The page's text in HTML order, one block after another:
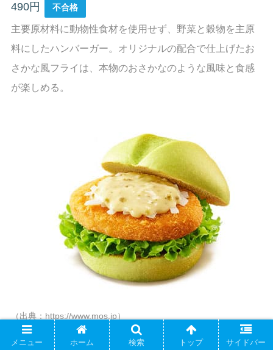
490円
不合格
主要原材料に動物性食材を使用せず、野菜と穀物を主原
料にしたハンバーガー。オリジナルの配合で仕上げたお
さかな風フライは、本物のおさかなのような風味と食感
が楽しめる。
（出典：https://www.mos.jp）
メニュー ホーム 検索 トップ サイドバー